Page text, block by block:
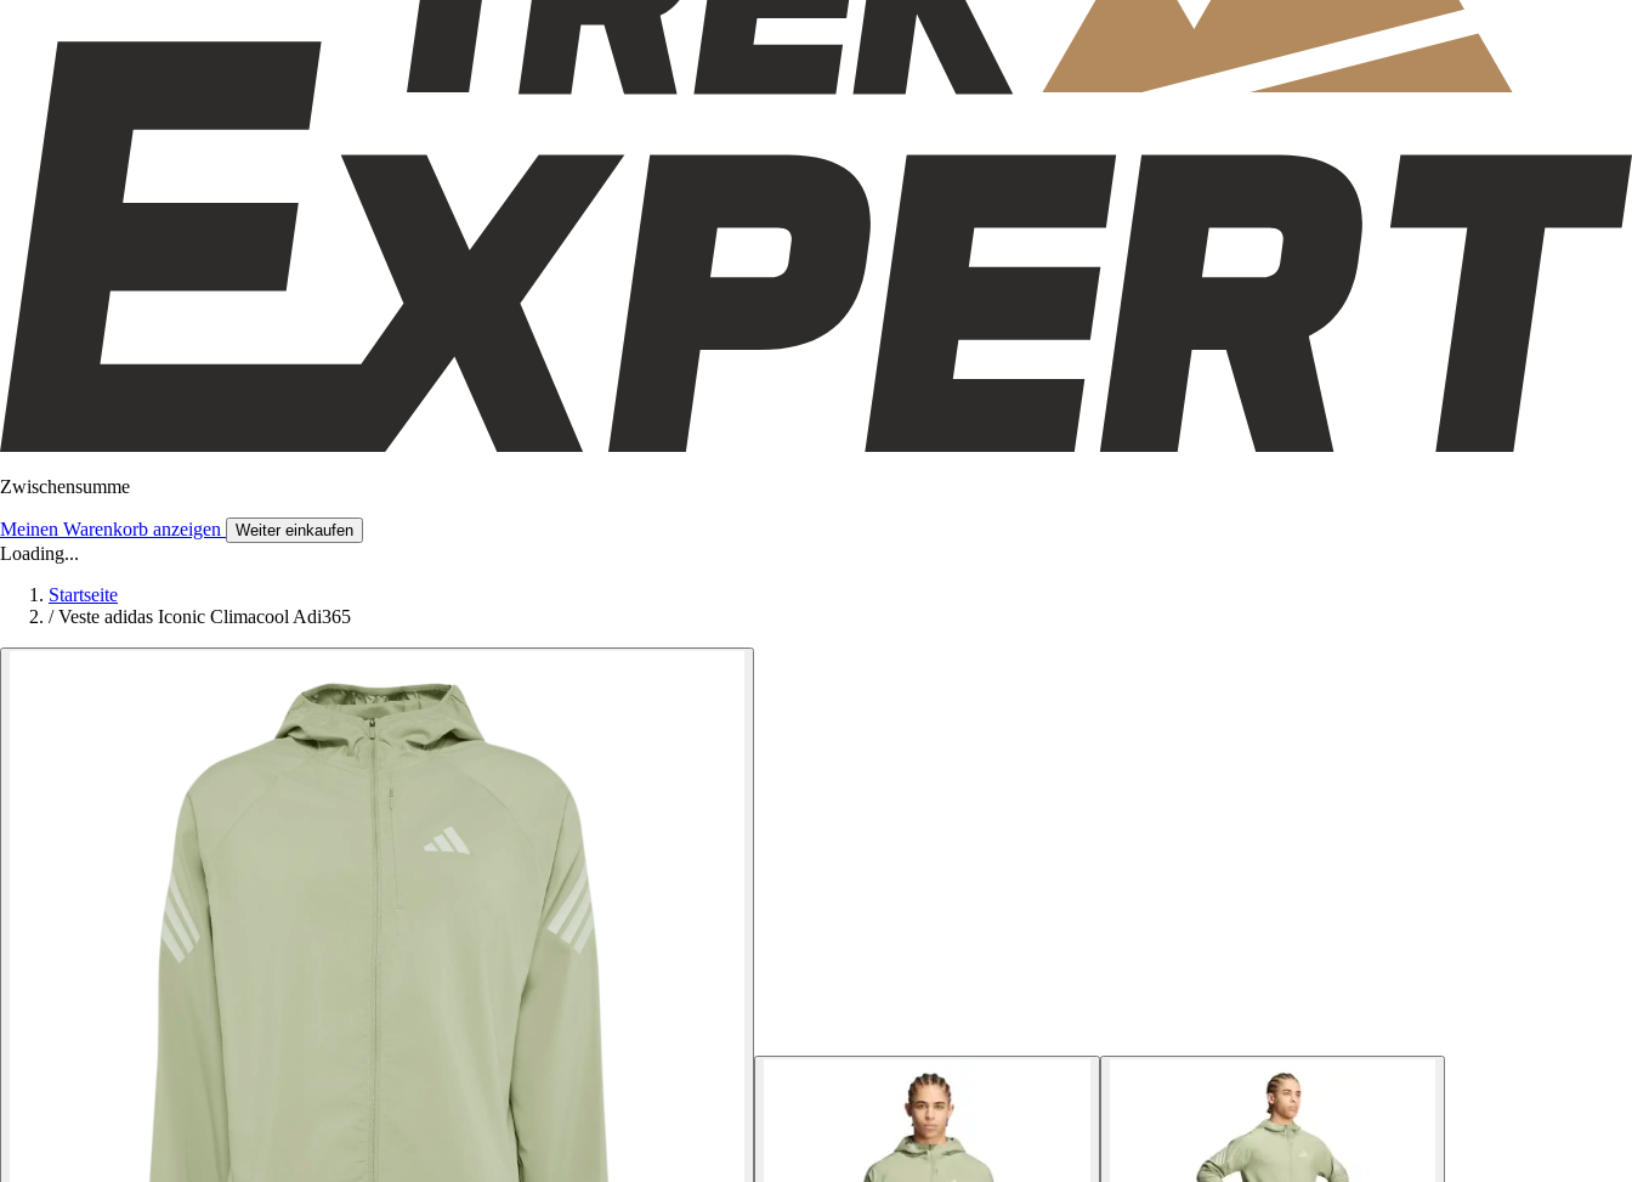
Zwischensumme
Meinen Warenkorb anzeigen Weiter einkaufen
Loading...
Startseite
/ Veste adidas Iconic Climacool Adi365